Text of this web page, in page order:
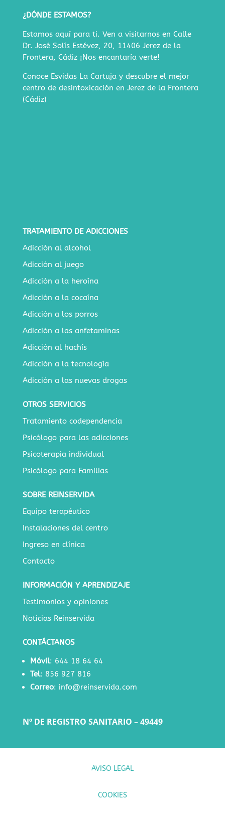
¿DÓNDE ESTAMOS?
Estamos aquí para ti. Ven a visitarnos en Calle
Dr. José Solís Estévez, 20, 11406 Jerez de la
Frontera, Cádiz¡Nos encantaría verte!
Conoce Esvidas La Cartuja y descubre el mejor
centro de desintoxicación en Jerez de la Frontera
(Cádiz)
TRATAMIENTO DE ADICCIONES
Adicción al alcohol
Adicción al juego
Adicción a la heroína
Adicción a la cocaína
Adicción a los porros
Adicción a las anfetaminas
Adicción al hachís
Adicción a la tecnología
Adicción a las nuevas drogas
OTROS SERVICIOS
Tratamiento codependencia
Psicólogo para las adicciones
Psicoterapia individual
Psicólogo para Familias
SOBRE REINSERVIDA
Equipo terapéutico
Instalaciones del centro
Ingreso en clínica
Contacto
INFORMACIÓN Y APRENDIZAJE
Testimonios y opiniones
Noticias Reinservida
CONTÁCTANOS
Móvil: 644 18 64 64
Tel: 856 927 816
Correo: info@reinservida.com
Nº DE REGISTRO SANITARIO – 49449
AVISO LEGAL
COOKIES